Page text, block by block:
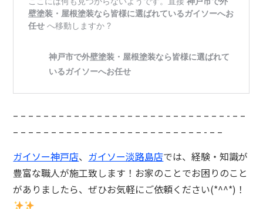
– – – – – – – – – – – – – – – – – – – – – – – – – – – – ⁡- – –
– – – – – – – – – – – – – – – – – – – – – – – – – ⁡- – –
ガイソー神戸店、 ガイソー淡路島店では、経験・知識が
豊富な職人が施工致します！お家のことでお困りのこと
がありましたら、ぜひお気軽にご依頼ください(*^^*)！